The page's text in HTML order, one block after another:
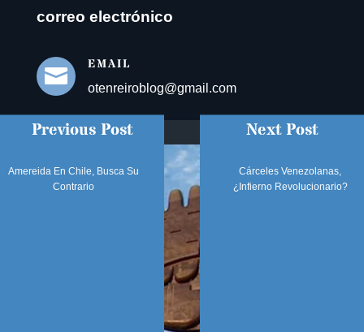
correo electrónico

EMAIL
otenreiroblog@gmail.com
Previous Post
Amereida En Chile, Busca Su
Contrario
Next Post
Cárceles Venezolanas,
¿infierno Revolucionario?